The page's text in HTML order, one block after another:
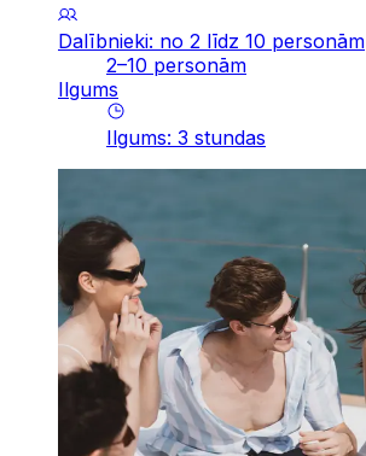
Dalībnieki: no 2 līdz 10 personām
2–10 personām
Ilgums
Ilgums: 3 stundas